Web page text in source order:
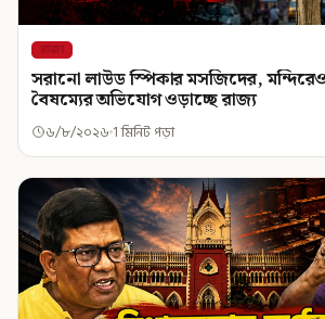
রাজ্য
সরানো লাউড স্পিকার মসজিদের,
বৈষম্যের অভিযোগ ওড়াচ্ছে রাজ্য
৬/৮/২০২৬ 1 মিনিট পড়া